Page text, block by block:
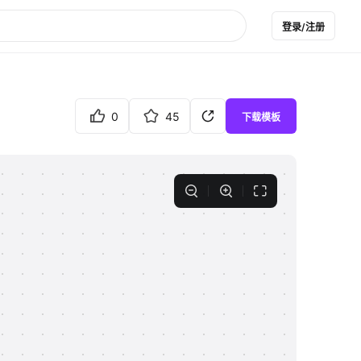
登录/注册
0 45 下载模板